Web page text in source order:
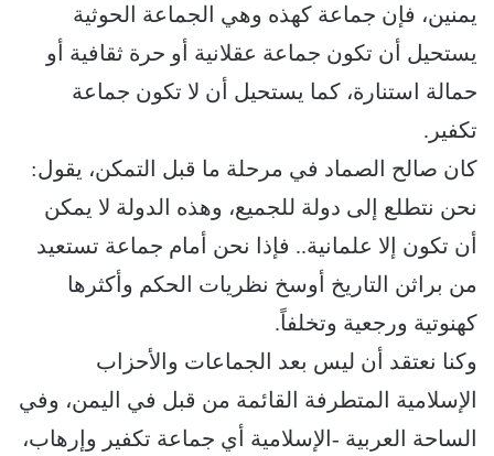
يمنين، فإن جماعة كهذه وهي الجماعة الحوثية
يستحيل أن تكون جماعة عقلانية أو حرة ثقافية أو
حمالة استنارة، كما يستحيل أن لا تكون جماعة
تكفير.
كان صالح الصماد في مرحلة ما قبل التمكن، يقول:
نحن نتطلع إلى دولة للجميع، وهذه الدولة لا يمكن
أن تكون إلا علمانية.. فإذا نحن أمام جماعة تستعيد
من براثن التاريخ أوسخ نظريات الحكم وأكثرها
كهنوتية ورجعية وتخلفاً.
وكنا نعتقد أن ليس بعد الجماعات والأحزاب
الإسلامية المتطرفة القائمة من قبل في اليمن، وفي
الساحة العربية -الإسلامية أي جماعة تكفير وإرهاب،